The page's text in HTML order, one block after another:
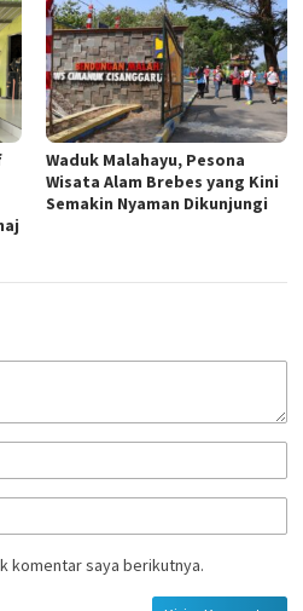
Waduk Malahayu, Pesona
Wisata Alam Brebes yang Kini
Semakin Nyaman Dikunjungi
komentar saya berikutnya.